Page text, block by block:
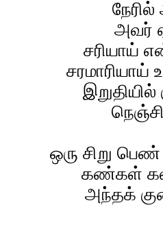
அவர்
சரியாய்
சரமாரியாய்
ஒரு சிறு
கண்கள்
அந்தக்